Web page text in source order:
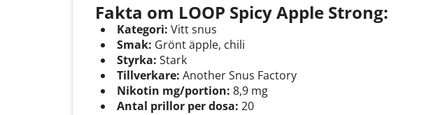
Fakta om LOOP Spicy Apple Strong:
Kategori: Vitt snus
Smak: Grönt äpple, chili
Styrka: Stark
Tillverkare: Another Snus Factory
Nikotin mg/portion: 8,9 mg
Antal prillor per dosa: 20